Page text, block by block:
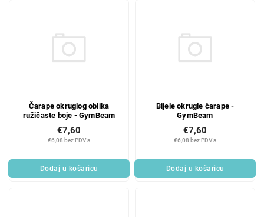
Čarape okruglog oblika
ružičaste boje - GymBeam
€6,08 bez PDV-a
€7,60
Dodaj u košaricu
Bijele okrugle čarape -
GymBeam
€6,08 bez PDV-a
€7,60
Dodaj u košaricu